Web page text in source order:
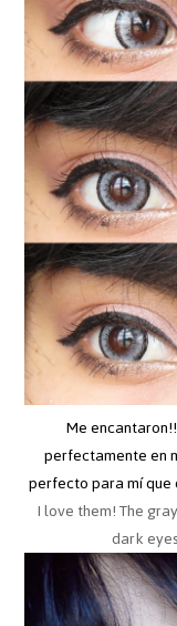
Me
perfectamente en
perfecto para mí que
I love them! The
dark